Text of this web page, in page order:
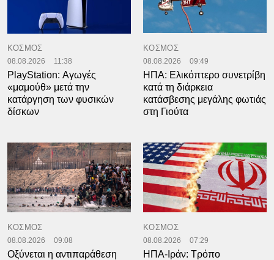
ΚΟΣΜΟΣ
08.08.2026 11:38
PlayStation: Αγωγές
«μαμούθ» μετά την
κατάργηση των φυσικών
δίσκων
ΚΟΣΜΟΣ
08.08.2026 09:49
ΗΠΑ: Ελικόπτερο συνετρίβη
κατά τη διάρκεια
κατάσβεσης μεγάλης φωτιάς
στη Γιούτα
ΚΟΣΜΟΣ
08.08.2026 09:08
Οξύνεται η αντιπαράθεση
ΚΟΣΜΟΣ
08.08.2026 07:29
ΗΠΑ-Ιράν: Τρόπο